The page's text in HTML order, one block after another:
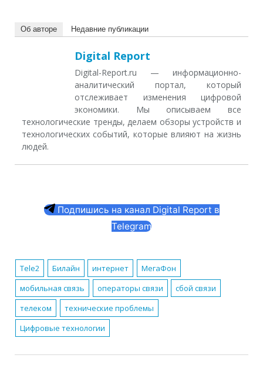
Об авторе Недавние публикации
Digital Report
Digital-Report.ru — информационно-
аналитический портал, который
отслеживает изменения цифровой
экономики. Мы описываем все
технологические тренды, делаем обзоры устройств и
технологических событий, которые влияют на жизнь
людей.
Подпишись на канал Digital Report в
Telegram
Tele2 Билайн интернет
МегаФон
мобильная связь
операторы связи
сбой связи
телеком
технические проблемы
Цифровые технологии